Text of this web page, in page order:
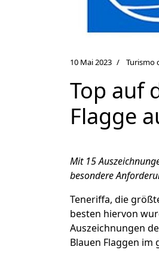
10 Mai 2023 Turismo
Top auf
Flagge
Mit 15
besondere
Teneriffa, die
besten hiervon
Auszeichnungen
Blauen Flaggen im